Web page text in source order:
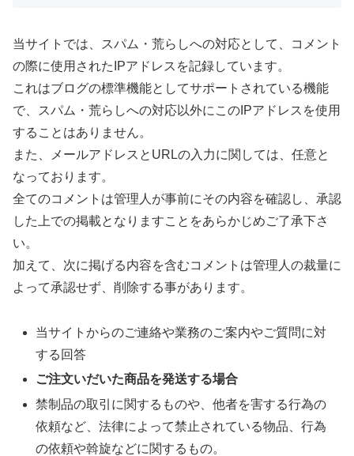
当サイトでは、スパム・荒らしへの対応として、コメント
の際に使用されたIPアドレスを記録しています。
これはブログの標準機能としてサポートされている機能
で、スパム・荒らしへの対応以外にこのIPアドレスを使用
することはありません。
また、メールアドレスとURLの入力に関しては、任意と
なっております。
全てのコメントは管理人が事前にその内容を確認し、承認
した上での掲載となりますことをあらかじめご了承下さ
い。
加えて、次に掲げる内容を含むコメントは管理人の裁量に
よって承認せず、削除する事があります。
当サイトからのご連絡や業務のご案内やご質問に対
する回答
ご注文いだいた商品を発送する場合
禁制品の取引に関するものや、他者を害する行為の
依頼など、法律によって禁止されている物品、行為
の依頼や斡旋などに関するもの。